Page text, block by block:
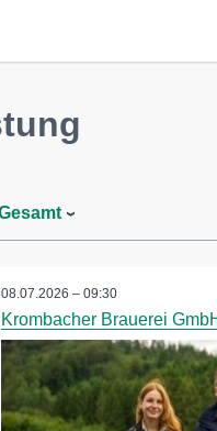
08.07.2026 – 09:30
Krombacher Brauerei